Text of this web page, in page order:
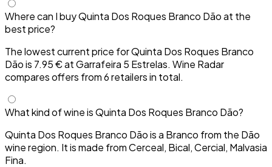
Where can I buy Quinta Dos Roques Branco Dão at the
best price?
The lowest current price for Quinta Dos Roques Branco
Dão is 7.95 € at Garrafeira 5 Estrelas. Wine Radar
compares offers from 6 retailers in total.
What kind of wine is Quinta Dos Roques Branco Dão?
Quinta Dos Roques Branco Dão is a Branco from the Dão
wine region. It is made from Cerceal, Bical, Cercial, Malvasia
Fina.